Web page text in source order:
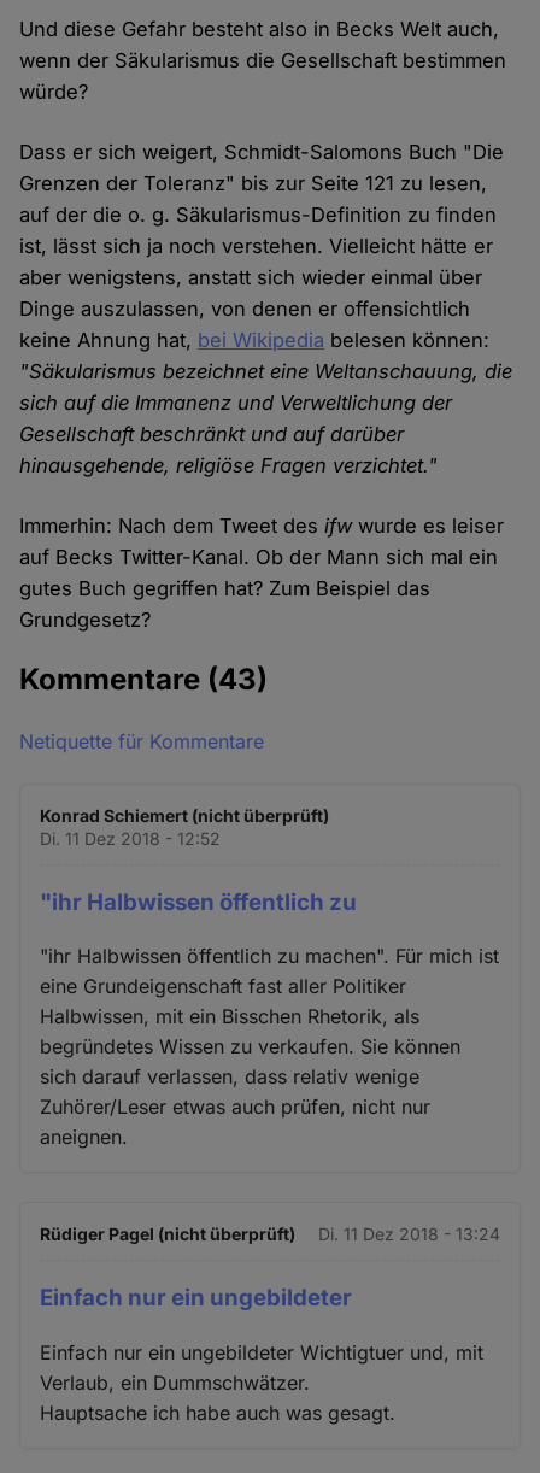
Und diese Gefahr besteht also in Becks Welt auch,
wenn der Säkularismus die Gesellschaft bestimmen
würde?
Dass er sich weigert, Schmidt-Salomons Buch "Die
Grenzen der Toleranz" bis zur Seite 121 zu lesen,
auf der die o. g. Säkularismus-Definition zu finden
ist, lässt sich ja noch verstehen. Vielleicht hätte er
aber wenigstens, anstatt sich wieder einmal über
Dinge auszulassen, von denen er offensichtlich
keine Ahnung hat, bei Wikipedia belesen können:
"Säkularismus bezeichnet eine Weltanschauung, die
sich auf die Immanenz und Verweltlichung der
Gesellschaft beschränkt und auf darüber
hinausgehende, religiöse Fragen verzichtet."
Immerhin: Nach dem Tweet desifwwurde es leiser
auf Becks Twitter-Kanal. Ob der Mann sich mal ein
gutes Buch gegriffen hat? Zum Beispiel das
Grundgesetz?
Kommentare (43)
Netiquette für Kommentare
Konrad Schiemert (nicht überprüft)
Di. 11 Dez 2018 - 12:52
"ihr Halbwissen öffentlich zu
"ihr Halbwissen öffentlich zu machen". Für mich ist
eine Grundeigenschaft fast aller Politiker
Halbwissen, mit ein Bisschen Rhetorik, als
begründetes Wissen zu verkaufen. Sie können
sich darauf verlassen, dass relativ wenige
Zuhörer/Leser etwas auch prüfen, nicht nur
aneignen.
Rüdiger Pagel (nicht überprüft) Di. 11 Dez 2018 - 13:24
Einfach nur ein ungebildeter
Einfach nur ein ungebildeter Wichtigtuer und, mit
Verlaub, ein Dummschwätzer.
Hauptsache ich habe auch was gesagt.